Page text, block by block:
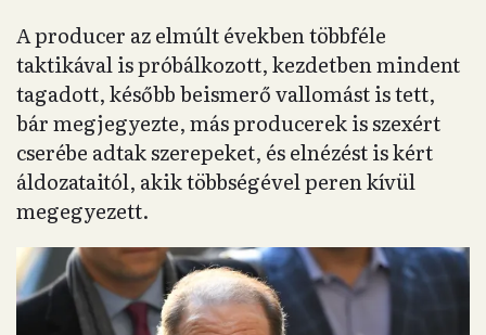
A producer az elmúlt években többféle
taktikával is próbálkozott, kezdetben mindent
tagadott, később beismerő vallomást is tett,
bár megjegyezte, más producerek is szexért
cserébe adtak szerepeket, és elnézést is kért
áldozataitól, akik többségével peren kívül
megegyezett.